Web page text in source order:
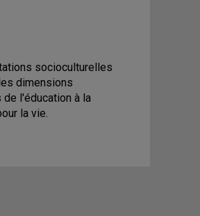
socioculturelles
dimensions
l'éducation à la
la vie.